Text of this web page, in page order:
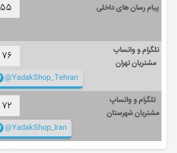
پیام رسان های داخلی ۵۵
تلگرام و واتساپ
مشتریان تهران
۷۶
@YadakShop_Tehran
تلگرام و واتساپ
مشتریان شهرستان
۷۲
@YadakShop_Iran